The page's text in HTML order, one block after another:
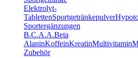
Elektrolyt-
TablettenSportgetränkepulver
Sportergänzungen
B.C.A.A.Beta
AlaninKoffeinKreatinMultivitamin
Zubehör